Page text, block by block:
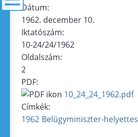
Dátum:
1962. december 10.
Iktatószám:
10-24/24/1962
Oldalszám:
2
PDF:
10_24_24_1962.pdf
Címkék:
1962 Belügyminiszter-helyettes